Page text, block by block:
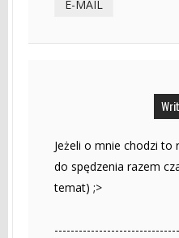
E-MAIL
Jeżeli o mnie chodzi
do spędzenia razem
temat) ;>